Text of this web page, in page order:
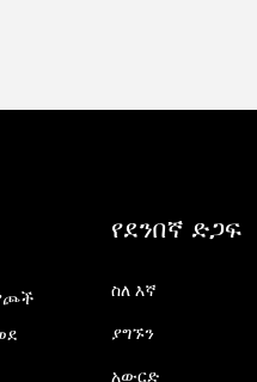
የደንበኛ ድጋፍ
ስለ እኛ
ያግኙን
አውርድ